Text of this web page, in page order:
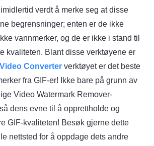
verdt å merke seg at disse
begrensninger; enten er de ikke
vannmerker, og de er ikke i stand til
kvaliteten. Blant disse verktøyene er
Converter verktøyet er det beste
fra GIF-er! Ikke bare på grunn av
Video Watermark Remover-
dens evne til å opprettholde og
GIF-kvaliteten! Besøk gjerne dette
nettsted for å oppdage dets andre